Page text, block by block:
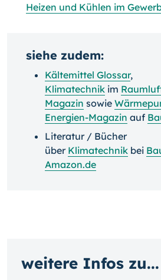
Heizen und Kühlen im
siehe zudem:
Kältemittel Glossar,
Klimatechnik im
Magazin sowie
Energien-Magazin auf
Literatur / Bücher
über Klimatechnik bei
Amazon.de
weitere Infos zu...